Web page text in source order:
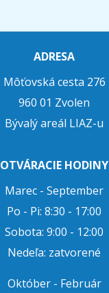
ADRESA
Môťovská cesta 276
960 01 Zvolen
Bývalý areál LIAZ-u
OTVÁRACIE HODINY
Marec - September
Po - Pi: 8:30 - 17:00
Sobota: 9:00 - 12:00
Nedeľa: zatvorené
Október - Február